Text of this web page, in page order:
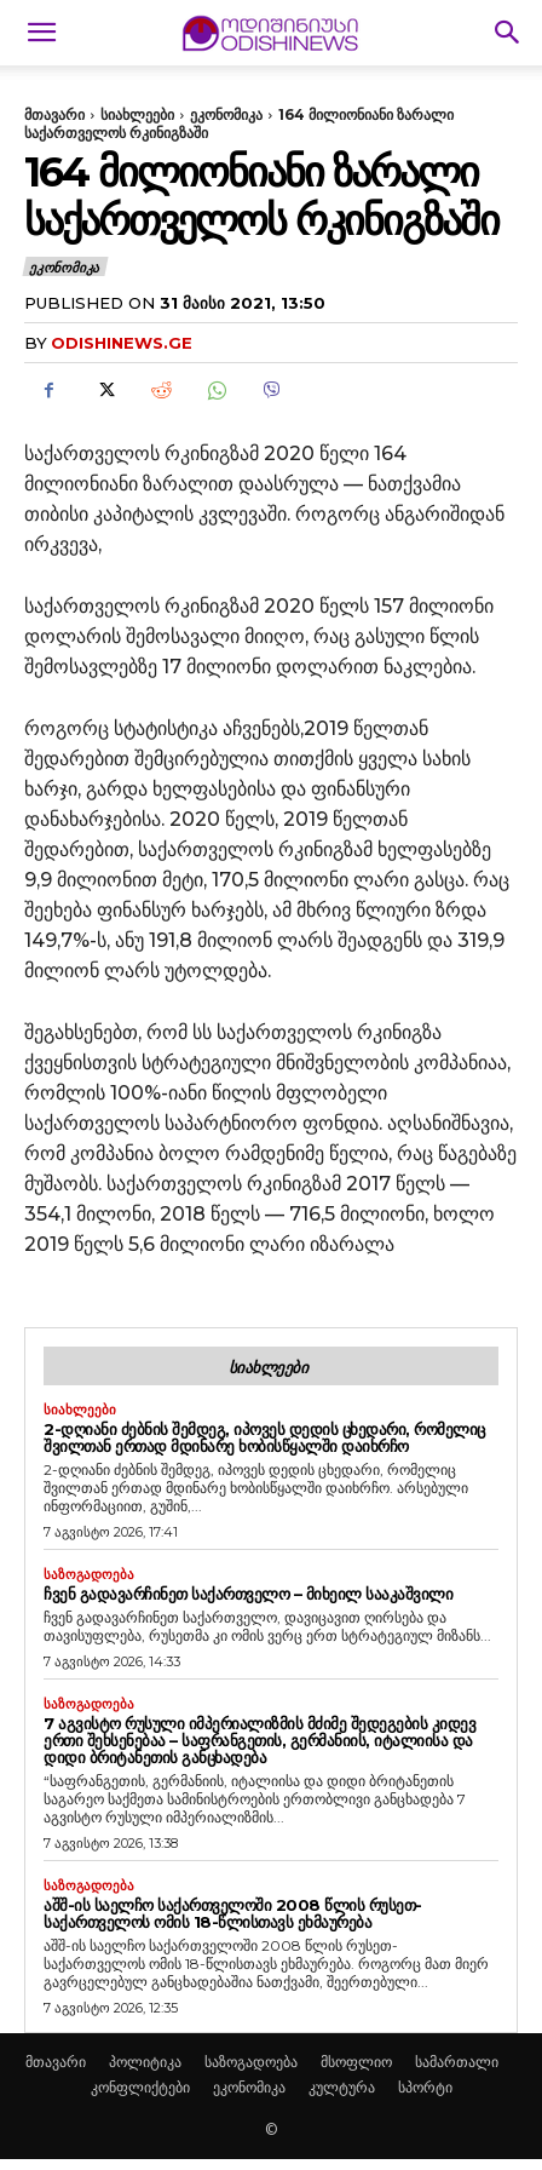
მთავარი სიახლეები ეკონომიკა
164 მილიონიანი ზარალი
საქართველოს რკინიგზაში
164 ᲛᲘᲚᲘᲝᲜᲘᲐᲜᲘ ᲖᲐᲠᲐᲚᲘ
ᲡᲐᲥᲐᲠᲗᲕᲔᲚᲝᲡ ᲠᲙᲘᲜᲘᲒᲖᲐᲨᲘ
ᲔᲙᲝᲜᲝᲛᲘᲙᲐ
PUBLISHED ON 31 ᲛᲐᲘᲡᲘ 2021, 13:50
BY ODISHINEWS.GE
საქართველოს რკინიგზამ 2020 წელი 164
მილიონიანი ზარალით დაასრულა — ნათქვამია
თიბისი კაპიტალის კვლევაში. როგორც ანგარიშიდან
ირკვევა,
საქართველოს რკინიგზამ 2020 წელს 157 მილიონი
დოლარის შემოსავალი მიიღო, რაც გასული წლის
შემოსავლებზე 17 მილიონი დოლარით ნაკლებია.
როგორც სტატისტიკა აჩვენებს,2019 წელთან
შედარებით შემცირებულია თითქმის ყველა სახის
ხარჯი, გარდა ხელფასებისა და ფინანსური
დანახარჯებისა. 2020 წელს, 2019 წელთან
შედარებით, საქართველოს რკინიგზამ ხელფასებზე
9,9 მილიონით მეტი, 170,5 მილიონი ლარი გასცა. რაც
შეეხება ფინანსურ ხარჯებს, ამ მხრივ წლიური ზრდა
149,7%-ს, ანუ 191,8 მილიონ ლარს შეადგენს და 319,9
მილიონ ლარს უტოლდება.
შეგახსენებთ, რომ სს საქართველოს რკინიგზა
ქვეყნისთვის სტრატეგიული მნიშვნელობის კომპანიაა,
რომლის 100%-იანი წილის მფლობელი
საქართველოს საპარტნიორო ფონდია. აღსანიშნავია,
რომ კომპანია ბოლო რამდენიმე წელია, რაც წაგებაზე
მუშაობს. საქართველოს რკინიგზამ 2017 წელს —
354,1 მილონი, 2018 წელს — 716,5 მილიონი, ხოლო
2019 წელს 5,6 მილიონი ლარი იზარალა
ᲡᲘᲐᲮᲚᲔᲔᲑᲘ
ᲡᲘᲐᲮᲚᲔᲔᲑᲘ
2-ᲓᲦᲘᲐᲜᲘ ᲫᲔᲑᲜᲘᲡ ᲨᲔᲛᲓᲔᲒ, ᲘᲞᲝᲕᲔᲡ ᲓᲔᲓᲘᲡ ᲪᲮᲔᲓᲐᲠᲘ, ᲠᲝᲛᲔᲚᲘᲪ
ᲨᲕᲘᲚᲗᲐᲜ ᲔᲠᲗᲐᲓ ᲛᲓᲘᲜᲐᲠᲔ ᲮᲝᲑᲘᲡᲬᲧᲐᲚᲨᲘ ᲓᲐᲘᲮᲠᲩᲝ
2-დღიანი ძებნის შემდეგ, იპოვეს დედის ცხედარი, რომელიც
შვილთან ერთად მდინარე ხობისწყალში დაიხრჩო. არსებული
ინფორმაციით, გუშინ,...
7 აგვისტო 2026, 17:41
ᲡᲐᲖᲝᲒᲐᲓᲝᲔᲑᲐ
ᲩᲕᲔᲜ ᲒᲐᲓᲐᲕᲐᲠᲩᲘᲜᲔᲗ ᲡᲐᲥᲐᲠᲗᲕᲔᲚᲝ – ᲛᲘᲮᲔᲘᲚ ᲡᲐᲐᲙᲐᲨᲕᲘᲚᲘ
ჩვენ გადავარჩინეთ საქართველო, დავიცავით ღირსება და
თავისუფლება, რუსეთმა კი ომის ვერც ერთ სტრატეგიულ მიზანს...
7 აგვისტო 2026, 14:33
ᲡᲐᲖᲝᲒᲐᲓᲝᲔᲑᲐ
7 ᲐᲒᲕᲘᲡᲢᲝ ᲠᲣᲡᲣᲚᲘ ᲘᲛᲞᲔᲠᲘᲐᲚᲘᲖᲛᲘᲡ ᲛᲫᲘᲛᲔ ᲨᲔᲓᲔᲒᲔᲑᲘᲡ ᲙᲘᲓᲔᲕ
ᲔᲠᲗᲘ ᲨᲔᲮᲡᲔᲜᲔᲑᲐᲐ – ᲡᲐᲤᲠᲐᲜᲒᲔᲗᲘᲡ, ᲒᲔᲠᲛᲐᲜᲘᲘᲡ, ᲘᲢᲐᲚᲘᲘᲡᲐ ᲓᲐ
ᲓᲘᲓᲘ ᲑᲠᲘᲢᲐᲜᲔᲗᲘᲡ ᲒᲐᲜᲪᲮᲐᲓᲔᲑᲐ
“საფრანგეთის, გერმანიის, იტალიისა და დიდი ბრიტანეთის
საგარეო საქმეთა სამინისტროების ერთობლივი განცხადება 7
აგვისტო რუსული იმპერიალიზმის...
7 აგვისტო 2026, 13:38
ᲡᲐᲖᲝᲒᲐᲓᲝᲔᲑᲐ
ᲐᲨᲨ-ᲘᲡ ᲡᲐᲔᲚᲩᲝ ᲡᲐᲥᲐᲠᲗᲕᲔᲚᲝᲨᲘ 2008 ᲬᲚᲘᲡ ᲠᲣᲡᲔᲗ-
ᲡᲐᲥᲐᲠᲗᲕᲔᲚᲝᲡ ᲝᲛᲘᲡ 18-ᲬᲚᲘᲡᲗᲐᲕᲡ ᲔᲮᲛᲐᲣᲠᲔᲑᲐ
აშშ-ის საელჩო საქართველოში 2008 წლის რუსეთ-
საქართველოს ომის 18-წლისთავს ეხმაურება. როგორც მათ მიერ
გავრცელებულ განცხადებაშია ნათქვამი, შეერთებული...
7 აგვისტო 2026, 12:35
მთავარი პოლიტიკა საზოგადოება მსოფლიო
სამართალი
კონფლიქტები
ეკონომიკა კულტურა სპორტი
©